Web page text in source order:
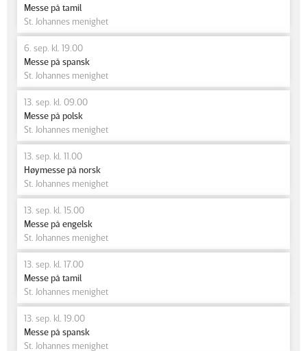
Messe på tamil
St. Johannes menighet
6. sep. kl. 19.00
Messe på spansk
St. Johannes menighet
13. sep. kl. 09.00
Messe på polsk
St. Johannes menighet
13. sep. kl. 11.00
Høymesse på norsk
St. Johannes menighet
13. sep. kl. 15.00
Messe på engelsk
St. Johannes menighet
13. sep. kl. 17.00
Messe på tamil
St. Johannes menighet
13. sep. kl. 19.00
Messe på spansk
St. Johannes menighet